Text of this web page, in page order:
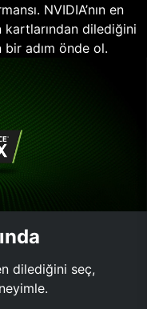
NVIDIA’nın en
dilediğini
adım önde ol.
dilediğini seç,